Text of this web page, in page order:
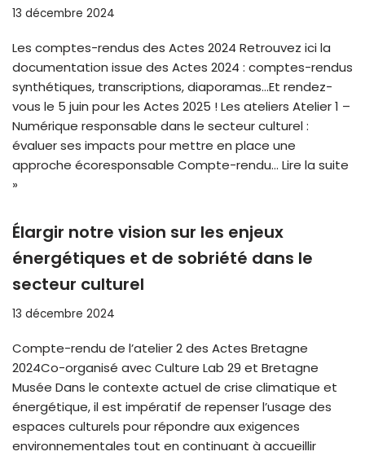
13 décembre 2024
Les comptes-rendus des Actes 2024 Retrouvez ici la
documentation issue des Actes 2024 : comptes-rendus
synthétiques, transcriptions, diaporamas…Et rendez-
vous le 5 juin pour les Actes 2025 ! Les ateliers Atelier 1 –
Numérique responsable dans le secteur culturel :
évaluer ses impacts pour mettre en place une
approche écoresponsable Compte-rendu… Lire la suite
»
Élargir notre vision sur les enjeux
énergétiques et de sobriété dans le
secteur culturel
13 décembre 2024
Compte-rendu de l’atelier 2 des Actes Bretagne
2024Co-organisé avec Culture Lab 29 et Bretagne
Musée Dans le contexte actuel de crise climatique et
énergétique, il est impératif de repenser l’usage des
espaces culturels pour répondre aux exigences
environnementales tout en continuant à accueillir